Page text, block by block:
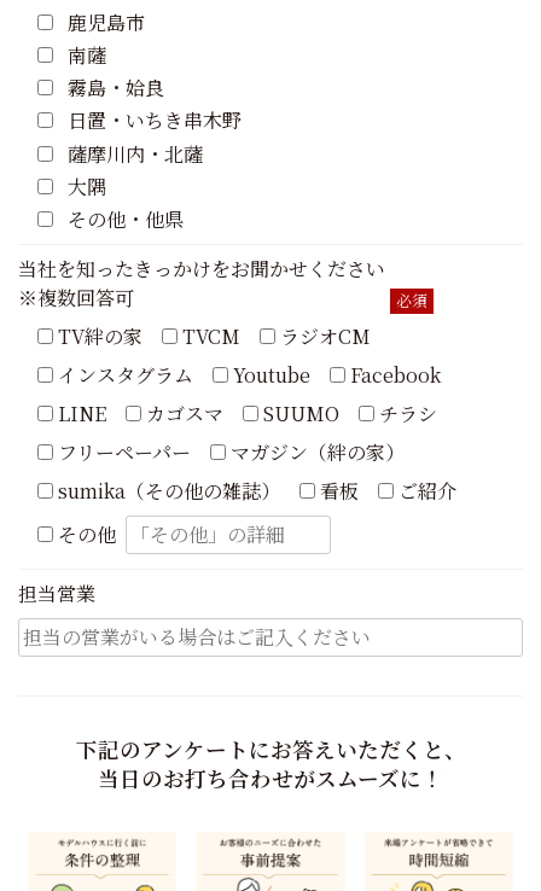
鹿児島市
南薩
霧島・姶良
日置・いちき串木野
薩摩川内・北薩
大隅
その他・他県
当社を知ったきっかけをお聞かせください
※複数回答可
必須
TV絆の家 TVCM
ラジオCM
インスタグラム
Youtube
Facebook
LINE
カゴスマ SUUMO
チラシ
フリーペーパー
マガジン（絆の家）
sumika（その他の雑誌）
看板
ご紹介
その他
担当営業
下記のアンケートにお答えいただくと、
当日のお打ち合わせがスムーズに！